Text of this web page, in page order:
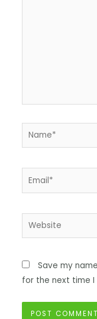
Save my
for the next time I